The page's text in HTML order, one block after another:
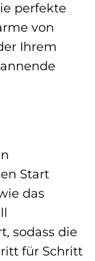
perfekte
von
Ihrem
Start
das
sodass die
für Schritt